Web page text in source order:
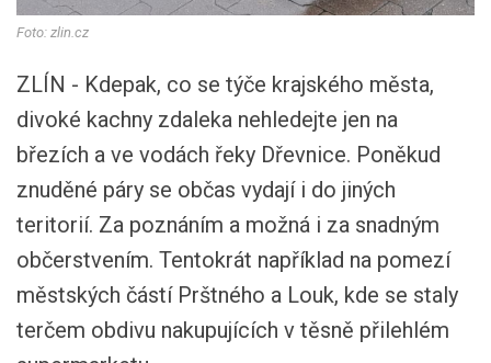
Foto: zlin.cz
ZLÍN - Kdepak, co se týče krajského města,
divoké kachny zdaleka nehledejte jen na
březích a ve vodách řeky Dřevnice. Poněkud
znuděné páry se občas vydají i do jiných
teritorií. Za poznáním a možná i za snadným
občerstvením. Tentokrát například na pomezí
městských částí Prštného a Louk, kde se staly
terčem obdivu nakupujících v těsně přilehlém